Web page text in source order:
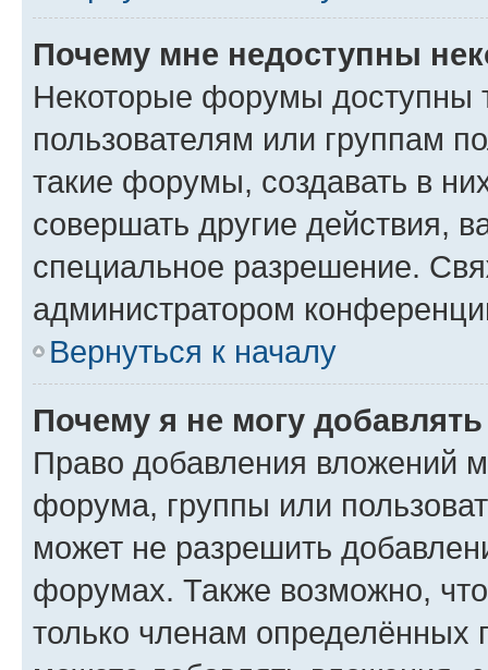
Почему мне недоступны
Некоторые форумы доступны
пользователям или группам
такие форумы, создавать в
совершать другие действия,
специальное разрешение.
администратором
Вернуться к началу
Почему я не могу
Право добавления вложений
форума, группы или
может не разрешить
форумах. Также возможно,
только членам определённых